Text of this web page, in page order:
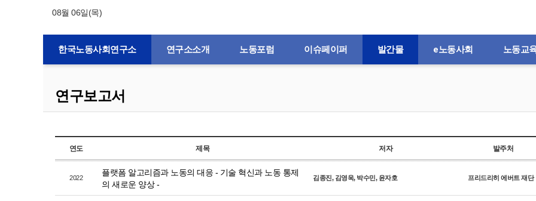
08월 06일(목)
한국노동사회연구소 연구소소개 노동포럼 이슈페이퍼 발간물 e노동사회 노동교
연구보고서
연도 제목 저자 발주처
2022
플랫폼 알고리즘과 노동의 대응 - 기술 혁신과 노동 통제
의 새로운 양상 -
김종진, 김영욱, 박수민, 윤자호 프리드리히 에버트 재단